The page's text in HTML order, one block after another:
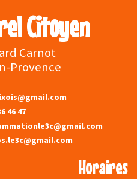
Citoyen
Carnot
Provence
46 47
Horaires